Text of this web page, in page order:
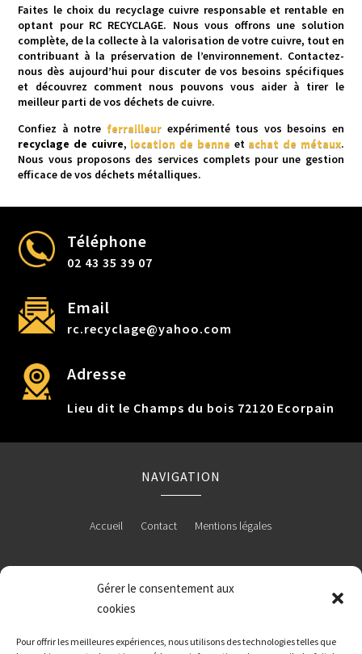
Gérer le consentement aux
cookies
Pour offrir les meilleures expériences, nous utilisons des technologies telles que
Faites le choix du recyclage cuivre responsable et rentable en
optant pour RC RECYCLAGE. Nous vous offrons une solution
complète, de la collecte à la valorisation de votre cuivre, tout en
contribuant à la préservation de l’environnement. Contactez-
nous dès aujourd’hui pour discuter de vos besoins spécifiques
et découvrez comment nous pouvons vous aider à tirer le
meilleur parti de vos déchets de cuivre.
Confiez à notre ferrailleurexpérimenté tous vos besoins en
recyclage de cuivre, location de benne et achat de métaux.
Nous vous proposons des services complets pour une gestion
efficace de vos déchets métalliques.
Téléphone
02 43 35 39 07
Email
rc.recyclage@yahoo.com
Adresse
Lieu dit le Champs du bois 72120 Ecorpain
NAVIGATION
Accueil Contact Mentions légales
RÉALISATION